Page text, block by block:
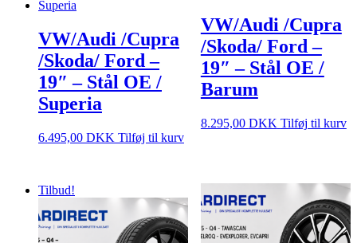
VW/Audi /Cupra
/Skoda/ Ford –
19″ – Stål OE /
Superia
6.495,00 DKK Tilføj til kurv
VW/Audi /Cupra
/Skoda/ Ford –
19″ – Stål OE /
Barum
8.295,00 DKK Tilføj til kurv
Tilbud!